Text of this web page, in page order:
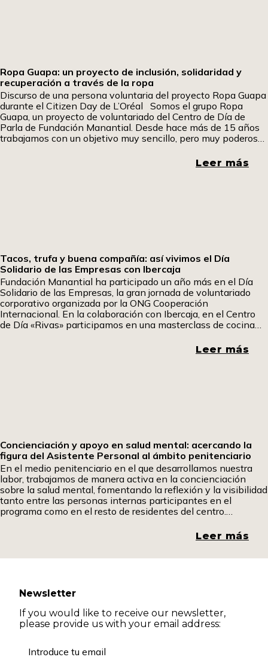
Ropa Guapa: un proyecto de inclusión, solidaridad y
recuperación a través de la ropa
Discurso de una persona voluntaria del proyecto Ropa Guapa
durante el Citizen Day de L’Oréal Somos el grupo Ropa
Guapa, un proyecto de voluntariado del Centro de Día de
Parla de Fundación Manantial. Desde hace más de 15 años
trabajamos con un objetivo muy sencillo, pero muy poderoso:
Leer más
Tacos, trufa y buena compañía: así vivimos el Día
Solidario de las Empresas con Ibercaja
Fundación Manantial ha participado un año más en el Día
Solidario de las Empresas, la gran jornada de voluntariado
corporativo organizada por la ONG Cooperación
Internacional. En la colaboración con Ibercaja, en el Centro
de Día «Rivas» participamos en una masterclass de cocina
sándwiches especiales. Uno de los participantes ha querido
Leer más
Concienciación y apoyo en salud mental: acercando la
figura del Asistente Personal al ámbito penitenciario
En el medio penitenciario en el que desarrollamos nuestra
labor, trabajamos de manera activa en la concienciación
sobre la salud mental, fomentando la reflexión y la visibilidad
tanto entre las personas internas participantes en el
programa como en el resto de residentes del centro.
fundamental para romper estigmas y generar una mirada
Leer más
Newsletter
If you would like to receive our newsletter,
please provide us with your email address: